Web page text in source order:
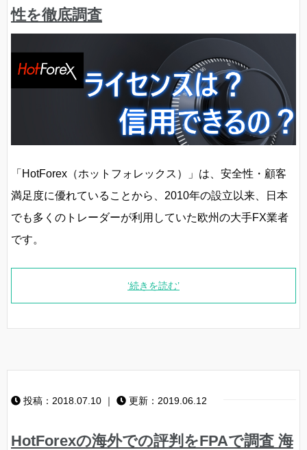
性を徹底調査
「HotForex（ホットフォレックス）」は、安全性・顧客
満足度に優れていることから、2010年の設立以来、日本
でも多くのトレーダーが利用していた欧州の大手FX業者
です。
‘続きを読む’
投稿：2018.07.10 ｜ 更新：2019.06.12
HotForexの海外での評判をFPAで調査 海